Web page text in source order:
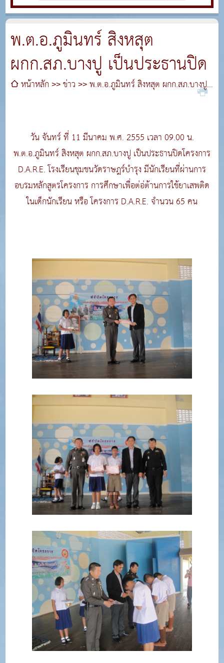
พ.ต.อ.ภูมินทร์ สิงหสุต
ผกก.สภ.บางปู เป็นประธานปิด
หน้าหลัก ข่าว
พ.ต.อ.ภูมินทร์ สิงหสุต ผกก.สภ.บางปู
วัน จันทร์ ที่ 11 มีนาคม พ.ศ. 2555 เวลา 09.00 น.
พ.ต.อ.ภูมินทร์ สิงหสุต ผกก.สภ.บางปู เป็นประธานปิดโครงการ
D.A.R.E. โรงเรียนชุมชนวัดราษฎร์บำรุง มีนักเรียนที่ผ่านการ
อบรมหลักสูตรโครงการ การศึกษาเพื่อต่อ่ต้านการใช้ยาเสพติด
ในเด็กนักเรียน หรือ โครงการ D.A.R.E. จำนวน 65 คน